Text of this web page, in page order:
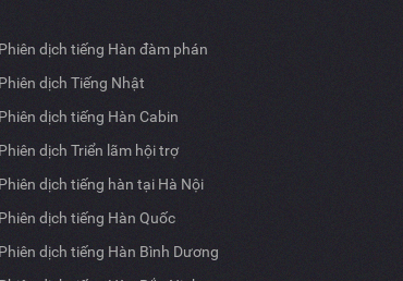
Phiên dịch tiếng Hàn đàm phán
Phiên dịch Tiếng Nhật
Phiên dịch tiếng Hàn Cabin
Phiên dịch Triển lãm hội trợ
Phiên dịch tiếng hàn tại Hà Nội
Phiên dịch tiếng Hàn Quốc
Phiên dịch tiếng Hàn Bình Dương